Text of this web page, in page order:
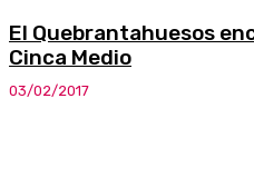
El Quebrantahuesos
Cinca Medio
03/02/2017